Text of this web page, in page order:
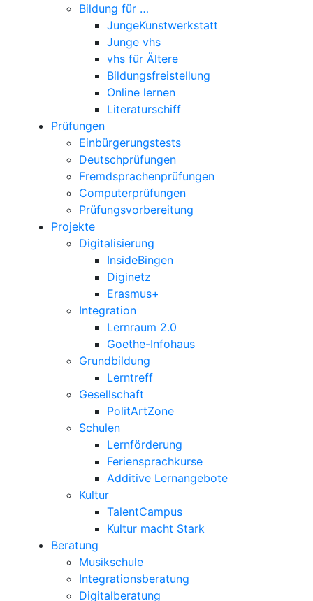
Bildung für …
JungeKunstwerkstatt
Junge vhs
vhs für Ältere
Bildungsfreistellung
Online lernen
Literaturschiff
Prüfungen
Einbürgerungstests
Deutschprüfungen
Fremdsprachenprüfungen
Computerprüfungen
Prüfungsvorbereitung
Projekte
Digitalisierung
InsideBingen
Diginetz
Erasmus+
Integration
Lernraum 2.0
Goethe-Infohaus
Grundbildung
Lerntreff
Gesellschaft
PolitArtZone
Schulen
Lernförderung
Feriensprachkurse
Additive Lernangebote
Kultur
TalentCampus
Kultur macht Stark
Beratung
Musikschule
Integrationsberatung
Digitalberatung